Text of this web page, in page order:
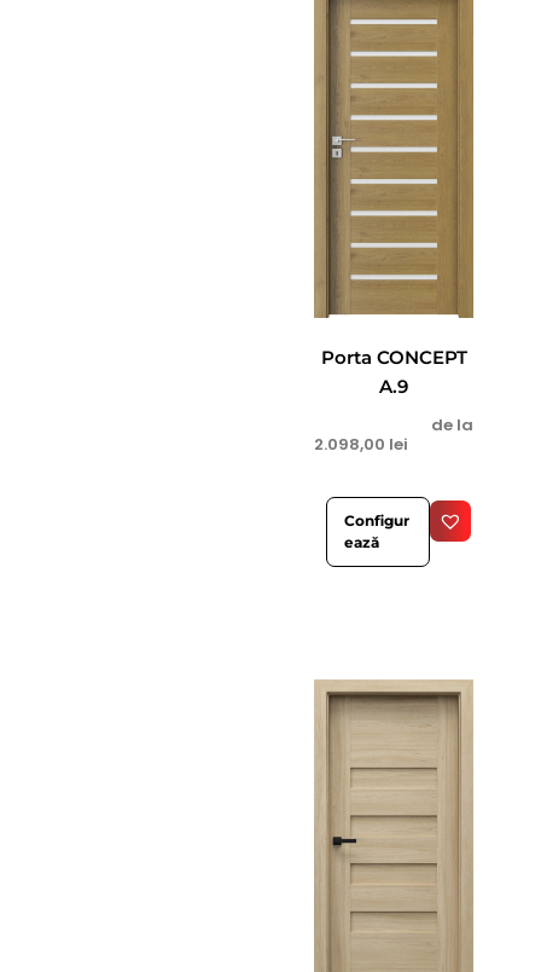
Porta CONCEPT
A.9
de la
2.098,00 lei
Configur
ează